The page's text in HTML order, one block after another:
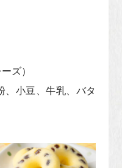
ズ）
、小豆、牛乳、バタ